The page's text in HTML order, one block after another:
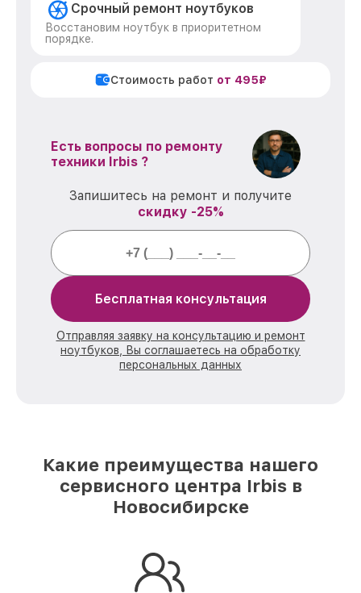
Срочный ремонт ноутбуков
Восстановим ноутбук в приоритетном
порядке.
Стоимость работ от 495₽
Есть вопросы по ремонту
техники Irbis ?
Запишитесь на ремонт и получите
скидку -25%
Бесплатная консультация
Отправляя заявку на консультацию и ремонт
ноутбуков, Вы соглашаетесь на обработку
персональных данных
Какие преимущества нашего
сервисного центра Irbis в
Новосибирске